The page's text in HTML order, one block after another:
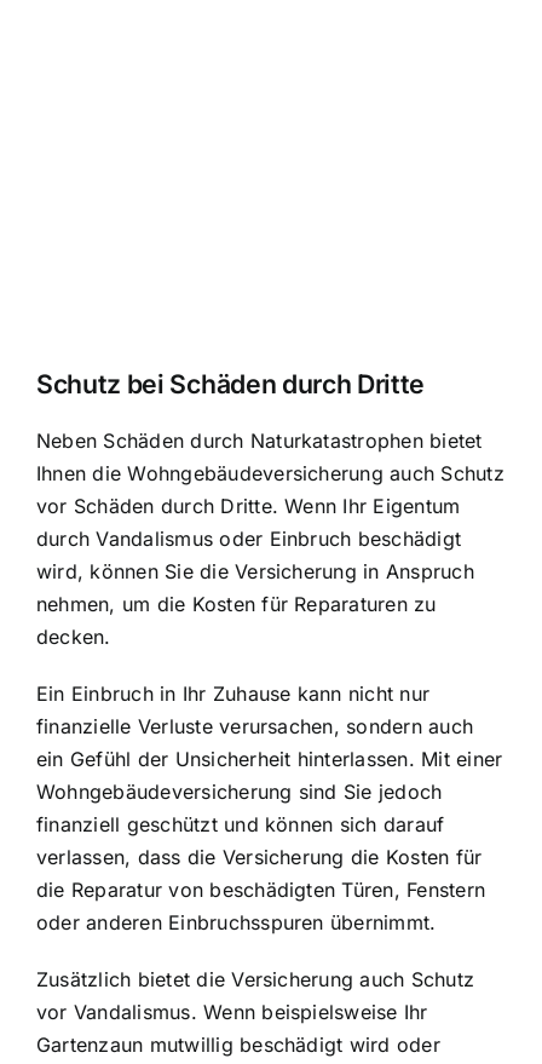
Schutz bei Schäden durch Dritte
Neben Schäden durch Naturkatastrophen bietet
Ihnen die Wohngebäudeversicherung auch Schutz
vor Schäden durch Dritte. Wenn Ihr Eigentum
durch Vandalismus oder Einbruch beschädigt
wird, können Sie die Versicherung in Anspruch
nehmen, um die Kosten für Reparaturen zu
decken.
Ein Einbruch in Ihr Zuhause kann nicht nur
finanzielle Verluste verursachen, sondern auch
ein Gefühl der Unsicherheit hinterlassen. Mit einer
Wohngebäudeversicherung sind Sie jedoch
finanziell geschützt und können sich darauf
verlassen, dass die Versicherung die Kosten für
die Reparatur von beschädigten Türen, Fenstern
oder anderen Einbruchsspuren übernimmt.
Zusätzlich bietet die Versicherung auch Schutz
vor Vandalismus. Wenn beispielsweise Ihr
Gartenzaun mutwillig beschädigt wird oder